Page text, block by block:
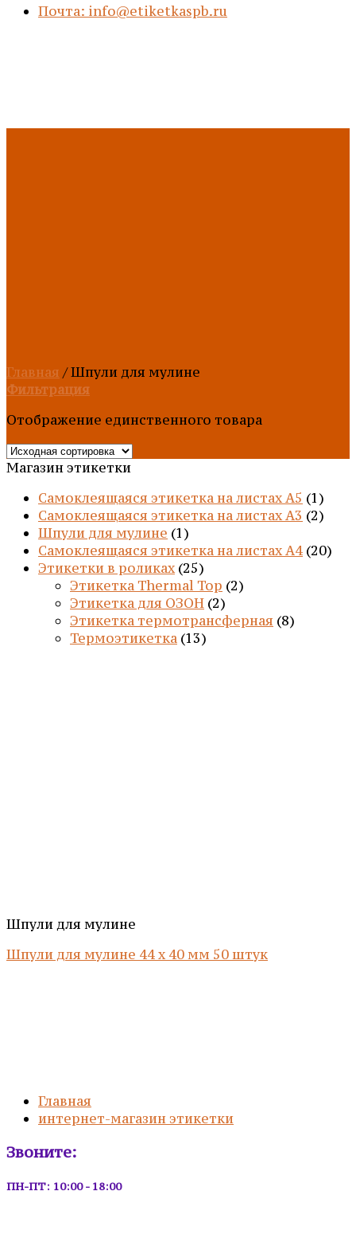
Почта: info@etiketkaspb.ru
Главная /Шпули для мулине
Фильтрация
Отображение единственного товара
Магазин этикетки
Самоклеящаяся этикетка на листах А5 (1)
Самоклеящаяся этикетка на листах А3 (2)
Шпули для мулине (1)
Самоклеящаяся этикетка на листах А4 (20)
Этикетки в роликах (25)
Этикетка Thermal Top (2)
Этикетка для ОЗОН (2)
Этикетка термотрансферная (8)
Термоэтикетка (13)
Шпули для мулине
Шпули для мулине 44 х 40 мм 50 штук
Главная
интернет-магазин этикетки
Звоните:
ПН-ПТ: 10:00 - 18:00